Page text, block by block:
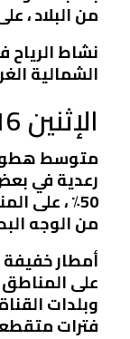
من البلاد ،
نشاط
الشمالية
الإثنين 16 يناير:
متوسط
50٪ ، على
من الوجه
على المناطق
وبلدات
فترات